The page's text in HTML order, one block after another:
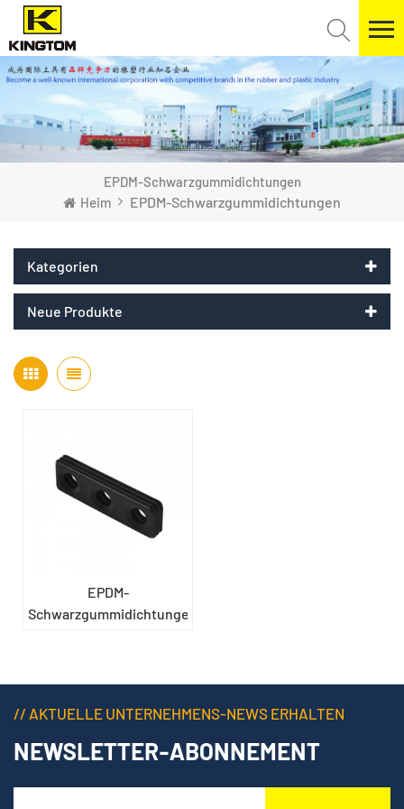
EPDM-Schwarzgummidichtungen
Heim
EPDM-Schwarzgummidichtungen
Kategorien
Neue Produkte
EPDM-
Schwarzgummidichtungen
// AKTUELLE UNTERNEHMENS-NEWS ERHALTEN
NEWSLETTER-ABONNEMENT